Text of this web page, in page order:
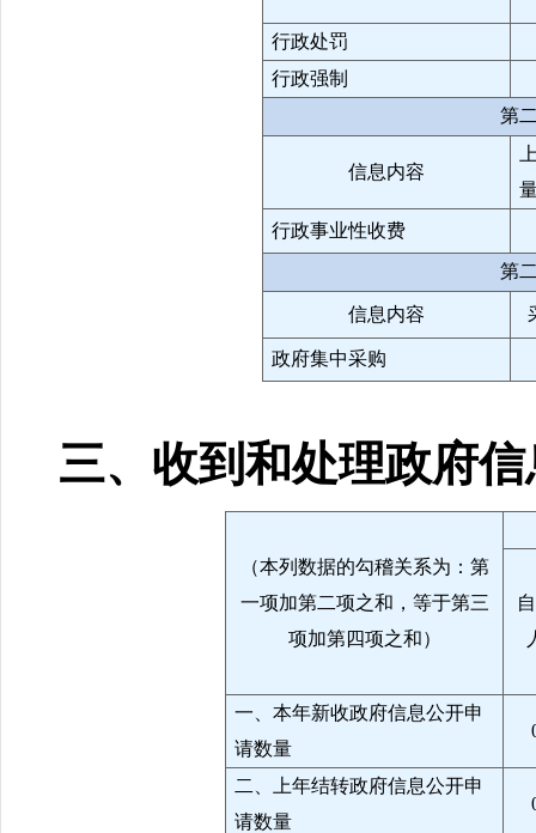
行政处罚
行政强制
第
信息内容
行政事业性收费
第
信息内容
政府集中采购
三、收到和处理政府
（本列数据的勾稽关系为：第
一项加第二项之和，等于第三
项加第四项之和）
一、本年新收政府信息公开申
请数量
二、上年结转政府信息公开申
请数量